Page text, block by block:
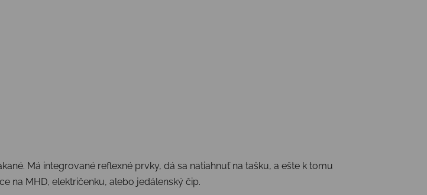
Má integrované reflexné prvky, dá sa natiahnuť na tašku, a ešte k tomu
na MHD, električenku, alebo jedálenský čip.